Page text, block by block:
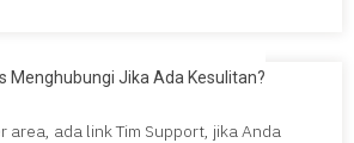
Menghubungi Jika Ada Kesulitan?
area, ada link Tim Support, jika Anda